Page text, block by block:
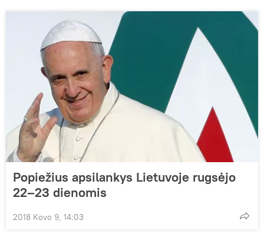
Popiežius apsilankys Lietuvoje rugsėjo
22–23 dienomis
2018 Kovo 9, 14:03